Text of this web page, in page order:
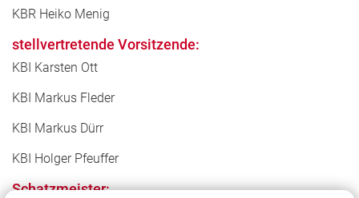
KBR Heiko Menig
stellvertretende Vorsitzende:
KBI Karsten Ott
KBI Markus Fleder
KBI Markus Dürr
KBI Holger Pfeuffer
Schatzmeister: